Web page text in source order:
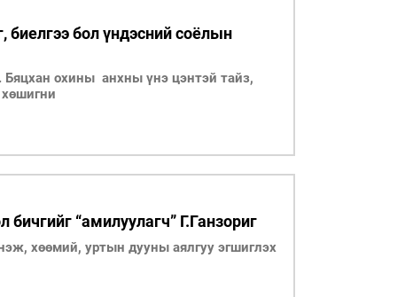
бол үндэсний соёлын
Бяцхан охины анхны үнэ цэнтэй тайз,
“амилуулагч” Г.Ганзориг
хөөмий, уртын дууны аялгуу эгшиглэх